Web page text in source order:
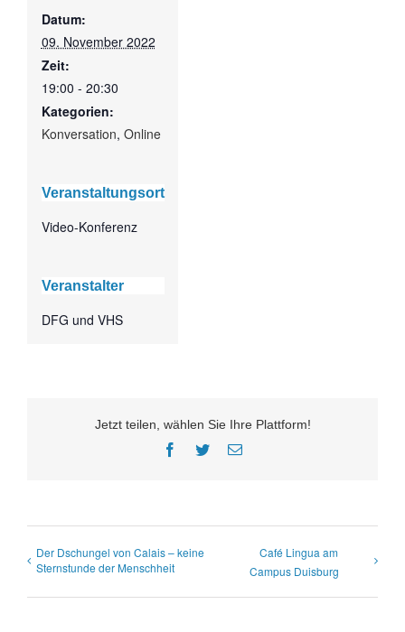
Datum:
09. November 2022
Zeit:
19:00 - 20:30
Kategorien:
Konversation, Online
Veranstaltungsort
Video-Konferenz
Veranstalter
DFG und VHS
Jetzt teilen, wählen Sie Ihre Plattform!
Facebook
TwitterE-
Der Dschungel von Calais – keine
Sternstunde der Menschheit
Café Lingua am
Campus Duisburg